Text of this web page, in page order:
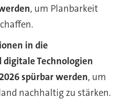
, um Planbarkeit
in die
Technologien
spürbar werden, um
nachhaltig zu stärken.